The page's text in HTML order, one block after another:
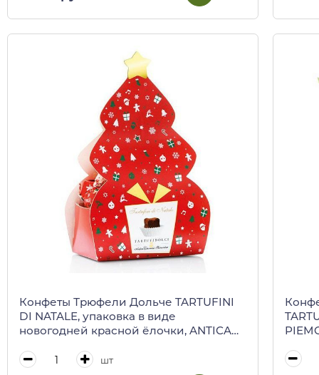
Конфеты Трюфели Дольче TARTUFINI
DI NATALE, упаковка в виде
новогодней красной ёлочки, ANTICA
шт